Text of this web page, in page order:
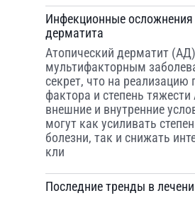
Инфекционные осложнения
дерматита
Атопический дерматит
мультифакторным
секрет, что на реализацию
фактора и степень
внешние и внутренние
могут как усиливать
болезни, так и снижать
кли
Последние тренды в